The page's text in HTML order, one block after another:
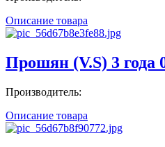
Описание товара
Прошян (V.S) 3 года
Производитель:
Описание товара